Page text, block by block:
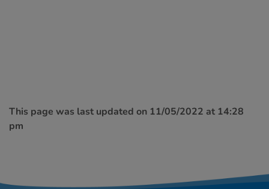
This page was last updated on 11/05/2022 at 14:28
pm